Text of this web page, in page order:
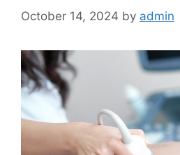
October 14, 2024 by admin